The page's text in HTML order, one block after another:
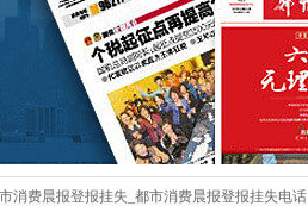
消费晨报登报挂失_都市消费晨报登报挂失电话